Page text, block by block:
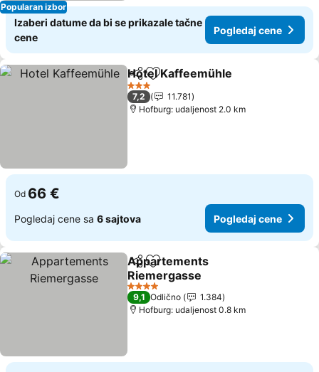
Popularan izbor
Izaberi datume da bi se prikazale tačne
cene
Pogledaj cene
Deli Dodati u favorite
Hotel Kaffeemühle
3 Zvezdice
7,2
11.781
Hofburg: udaljenost 2.0 km
Od 66 €
Pogledaj cene sa 6 sajtova Pogledaj cene
Deli Dodati u favorite
Appartements
Riemergasse
4 Zvezdice
9,1 Odlično
1.384
Hofburg: udaljenost 0.8 km